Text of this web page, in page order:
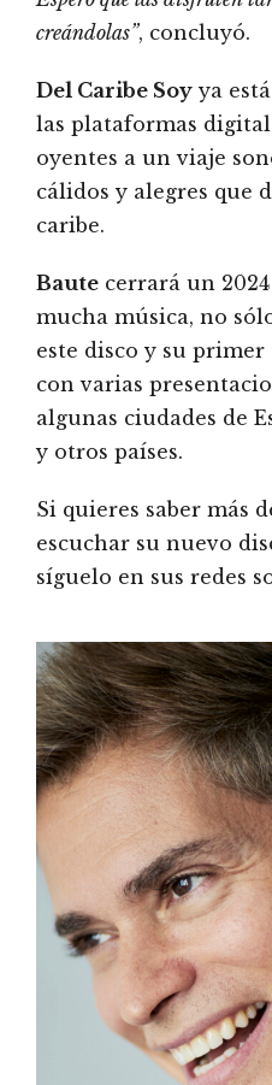
creándolas”, concluyó.
Del Caribe Soy ya
las plataformas
oyentes a un viaje
cálidos y alegres que
caribe.
Baute cerrará un
mucha música, no
este disco y su
con varias
algunas ciudades de
y otros países.
Si quieres saber más
escuchar su nuevo
síguelo en sus redes